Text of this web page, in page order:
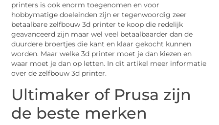
printers is ook enorm toegenomen en voor
hobbymatige doeleinden zijn er tegenwoordig zeer
betaalbare zelfbouw 3d printer te koop die redelijk
geavanceerd zijn maar wel veel betaalbaarder dan de
duurdere broertjes die kant en klaar gekocht kunnen
worden. Maar welke 3d printer moet je dan kiezen en
waar moet je dan op letten. In dit artikel meer informatie
over de zelfbouw 3d printer.
Ultimaker of Prusa zijn
de beste merken